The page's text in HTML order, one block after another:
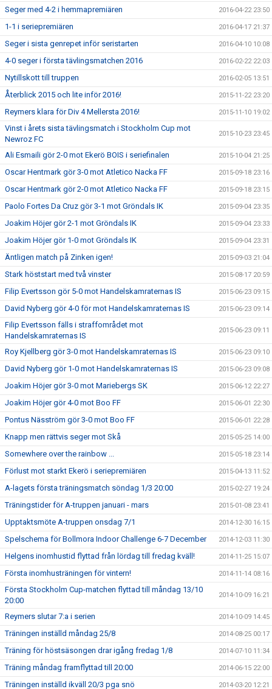
Seger med 4-2 i hemmapremiären 2016-04-22 23:50
1-1 i seriepremiären 2016-04-17 21:37
Seger i sista genrepet inför seristarten 2016-04-10 10:08
4-0 seger i första tävlingsmatchen 2016 2016-02-22 22:03
Nytillskott till truppen 2016-02-05 13:51
Återblick 2015 och lite inför 2016! 2015-11-22 23:20
Reymers klara för Div 4 Mellersta 2016! 2015-11-10 19:02
Vinst i årets sista tävlingsmatch i Stockholm Cup mot
Newroz FC
2015-10-23 23:45
Ali Esmaili gör 2-0 mot Ekerö BOIS i seriefinalen 2015-10-04 21:25
Oscar Hentmark gör 3-0 mot Atletico Nacka FF 2015-09-18 23:16
Oscar Hentmark gör 2-0 mot Atletico Nacka FF 2015-09-18 23:15
Paolo Fortes Da Cruz gör 3-1 mot Gröndals IK 2015-09-04 23:35
Joakim Höjer gör 2-1 mot Gröndals IK 2015-09-04 23:33
Joakim Höjer gör 1-0 mot Gröndals IK 2015-09-04 23:31
Äntligen match på Zinken igen! 2015-09-03 21:04
Stark höststart med två vinster 2015-08-17 20:59
Filip Evertsson gör 5-0 mot Handelskamraternas IS 2015-06-23 09:15
David Nyberg gör 4-0 för mot Handelskamraternas IS 2015-06-23 09:14
Filip Evertsson fälls i straffområdet mot
Handelskamraternas IS
2015-06-23 09:11
Roy Kjellberg gör 3-0 mot Handelskamraternas IS 2015-06-23 09:10
David Nyberg gör 1-0 mot Handelskamraternas IS 2015-06-23 09:08
Joakim Höjer gör 3-0 mot Mariebergs SK 2015-06-12 22:27
Joakim Höjer gör 4-0 mot Boo FF 2015-06-01 22:30
Pontus Näsström gör 3-0 mot Boo FF 2015-06-01 22:28
Knapp men rättvis seger mot Skå 2015-05-25 14:00
Somewhere over the rainbow ... 2015-05-18 23:14
Förlust mot starkt Ekerö i seriepremiären 2015-04-13 11:52
A-lagets första träningsmatch söndag 1/3 20:00 2015-02-27 19:24
Träningstider för A-truppen januari - mars 2015-01-08 23:41
Upptaktsmöte A-truppen onsdag 7/1 2014-12-30 16:15
Spelschema för Bollmora Indoor Challenge 6-7 December 2014-12-03 11:30
Helgens inomhustid flyttad från lördag till fredag kväll! 2014-11-25 15:07
Första inomhusträningen för vintern! 2014-11-14 08:16
Första Stockholm Cup-matchen flyttad till måndag 13/10
20:00
2014-10-09 16:21
Reymers slutar 7:a i serien 2014-10-09 14:45
Träningen inställd måndag 25/8 2014-08-25 00:17
Träning för höstsäsongen drar igång fredag 1/8 2014-07-10 11:34
Träning måndag framflyttad till 20:00 2014-06-15 22:00
Träningen inställd ikväll 20/3 pga snö 2014-03-20 12:21